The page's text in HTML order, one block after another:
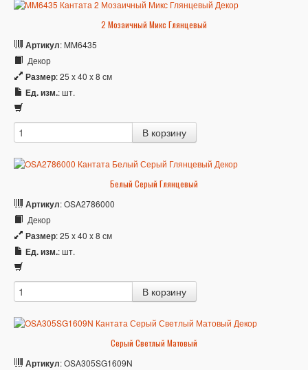
2 Мозаичный Микс Глянцевый
Артикул: MM6435
Декор
Размер: 25 x 40 x 8 см
Ед. изм.: шт.
Белый Серый Глянцевый
Артикул: OSA2786000
Декор
Размер: 25 x 40 x 8 см
Ед. изм.: шт.
Серый Светлый Матовый
Артикул: OSA305SG1609N